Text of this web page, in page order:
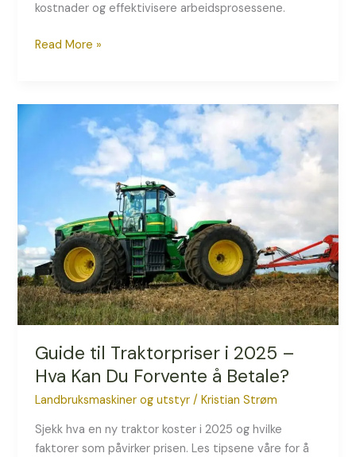
kostnader og effektivisere arbeidsprosessene.
Read More »
Guide til Traktorpriser i 2025 –
Hva Kan Du Forvente å Betale?
Landbruksmaskiner og utstyr /Kristian Strøm
Sjekk hva en ny traktor koster i 2025 og hvilke
faktorer som påvirker prisen. Les tipsene våre for å
Traktorpriser
Hva
Kan
Du
Forvente
å
Betale?